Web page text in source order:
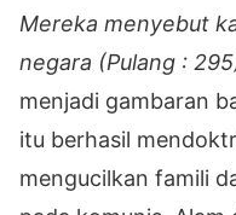
Mereka menyebut
negara (Pulang :
menjadi gambaran
itu berhasil
mengucilkan famili